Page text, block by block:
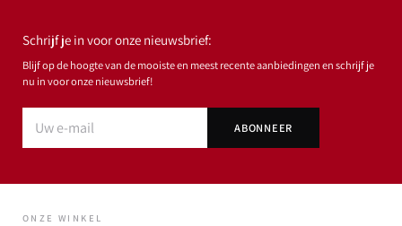
Schrijf je in voor onze nieuwsbrief:
Blijf op de hoogte van de mooiste en meest recente aanbiedingen en schrijf je
nu in voor onze nieuwsbrief!
ONZE WINKEL